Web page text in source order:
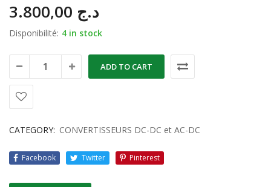
د.ج
Disponibilité: 4 in stock
ADD TO CART
CATEGORY: CONVERTISSEURS DC-DC et AC-DC
Facebook Twitter Pinterest